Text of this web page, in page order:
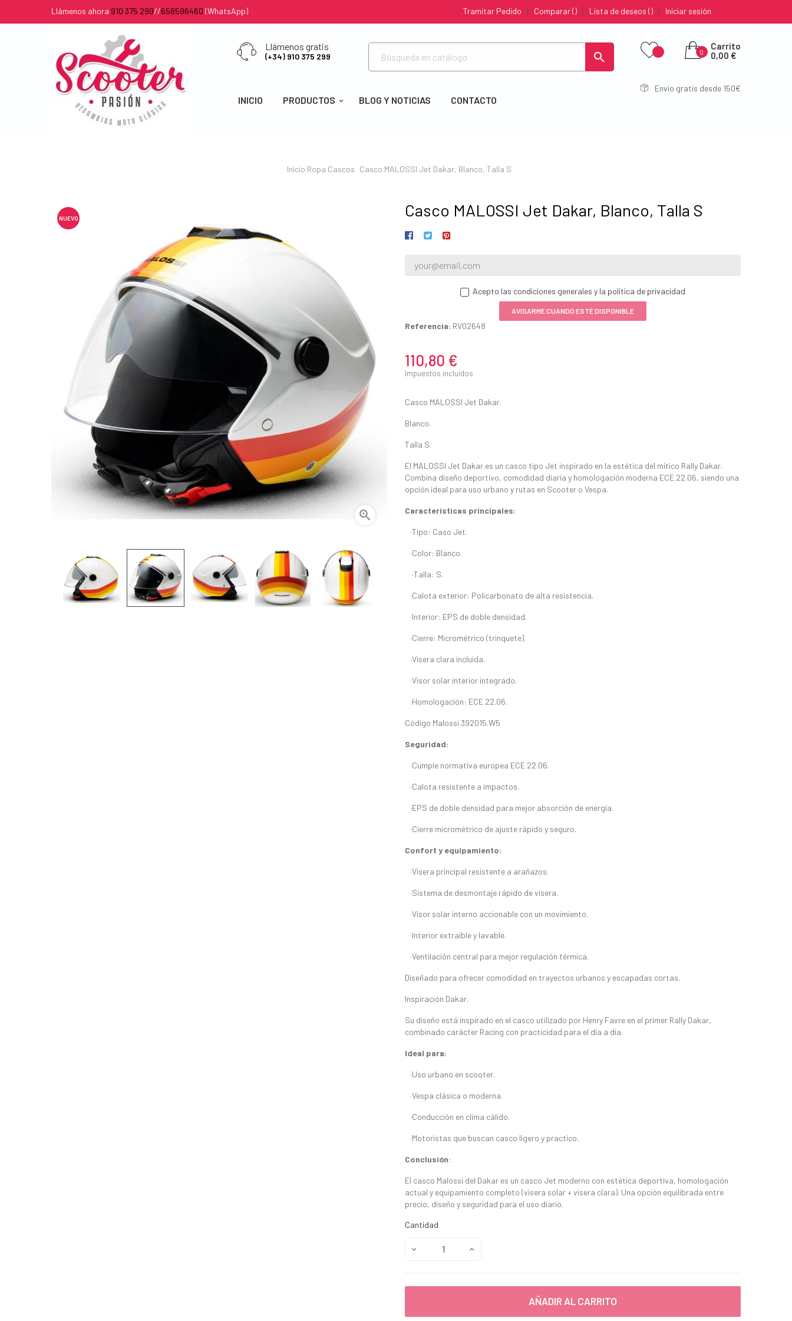
Llámenos ahora 910 375 299//658596460 (WhatsApp) Iniciar sesión
Lista de deseos
Comparar
Tramitar Pedido
Llámenos gratis
(+34) 910 375 299 
INICIO PRODUCTOS BLOG Y NOTICIAS CONTACTO
0
Carrito
0,00 €
Envío gratis desde 150€
Inicio Ropa Cascos Casco MALOSSI Jet Dakar, Blanco, Talla S
NUEVO

Casco MALOSSI Jet Dakar, Blanco, Talla S
Acepto las condiciones generales y la política de privacidad
AVISARME CUANDO ESTÉ DISPONIBLE
Referencia: RV02648
110,80 €
Impuestos incluidos
Casco MALOSSI Jet Dakar.
Blanco.
Talla S.
El MALOSSI Jet Dakar es un casco tipo Jet inspirado en la estética del mítico Rally Dakar.
Combina diseño deportivo, comodidad diaria y homologación moderna ECE 22.06, siendo una
opción ideal para uso urbano y rutas en Scooter o Vespa.
Características principales:
·Tipo: Caso Jet.
·Color: Blanco.
·Talla: S.
·Calota exterior: Policarbonato de alta resistencia.
·Interior: EPS de doble densidad.
·Cierre: Micrométrico (trinquete).
·Visera clara incluida.
·Visor solar interior integrado.
·Homologación: ECE 22.06.
Código Malossi 392015.W5
Seguridad:
·Cumple normativa europea ECE 22.06.
·Calota resistente a impactos.
·EPS de doble densidad para mejor absorción de energía.
·Cierre micrométrico de ajuste rápido y seguro.
Confort y equipamiento:
·Visera principal resistente a arañazos.
·Sistema de desmontaje rápido de visera.
·Visor solar interno accionable con un movimiento.
·Interior extraíble y lavable.
·Ventilación central para mejor regulación térmica.
Diseñado para ofrecer comodidad en trayectos urbanos y escapadas cortas.
Inspiración Dakar.
Su diseño está inspirado en el casco utilizado por Henry Favre en el primer Rally Dakar,
combinado carácter Racing con practicidad para el día a día.
Ideal para:
·Uso urbano en scooter.
·Vespa clásica o moderna.
·Conducción en clima cálido.
·Motoristas que buscan casco ligero y practico.
Conclusión:
El casco Malossi del Dakar es un casco Jet moderno con estética deportiva, homologación
actual y equipamiento completo (visera solar + visera clara). Una opción equilibrada entre
precio, diseño y seguridad para el uso diario.
Cantidad
AÑADIR AL CARRITO